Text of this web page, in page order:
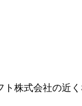
株式会社の近